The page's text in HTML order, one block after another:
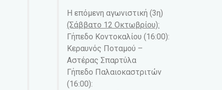
Η επόμενη αγωνιστική (3η)
(Σάββατο 12 Οκτωβρίου):
Γήπεδο Κοντοκαλίου (16:00):
Κεραυνός Ποταμού –
Αστέρας Σπαρτύλα
Γήπεδο Παλαιοκαστριτών
(16:00):